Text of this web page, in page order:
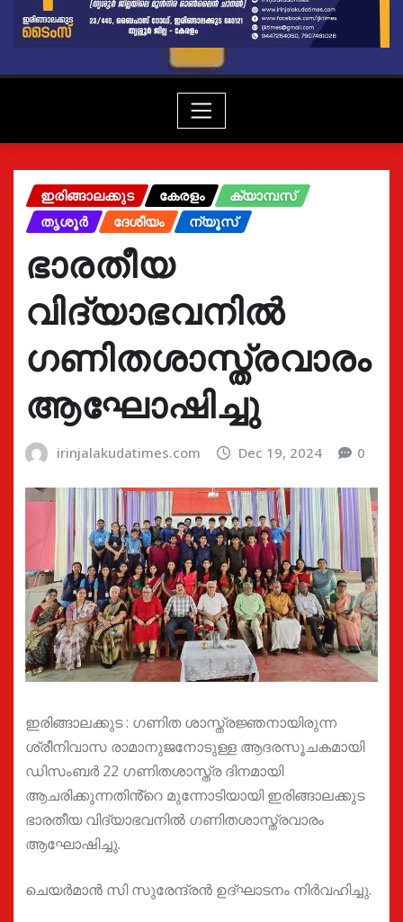
ഇരിങ്ങാലക്കുട കേരളം
ക്യാമ്പസ്
തൃശൂർ
ദേശീയം ന്യൂസ്
ഭാരതീയ
വിദ്യാഭവനിൽ
ഗണിതശാസ്ത്രവാരം
ആഘോഷിച്ചു
irinjalakudatimes.com Dec 19, 2024 0
ഇരിങ്ങാലക്കുട : ഗണിത ശാസ്ത്രജ്ഞനായിരുന്ന
ശ്രീനിവാസ രാമാനുജനോടുള്ള ആദരസൂചകമായി
ഡിസംബർ 22 ഗണിതശാസ്ത്ര ദിനമായി
ആചരിക്കുന്നതിൻ്റെ മുന്നോടിയായി ഇരിങ്ങാലക്കുട
ഭാരതീയ വിദ്യാഭവനിൽ ഗണിതശാസ്ത്രവാരം
ആഘോഷിച്ചു.
ചെയർമാൻ സി സുരേന്ദ്രൻ ഉദ്ഘാടനം നിർവഹിച്ചു.